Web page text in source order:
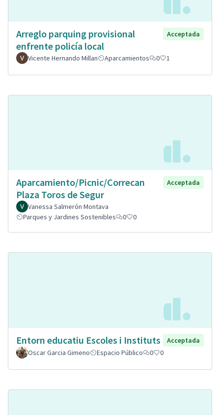
Arreglo parquing provisional
enfrente policía local
Acceptada
Vicente Hernando Millan Aparcamientos 0 1
Aparcamiento/Picnic/Correcan
Plaza Toros de Segur
Acceptada
Vanessa Salmerón Montava
Parques y Jardines Sostenibles
0 0
Entorn educatiu Escoles i Instituts
Acceptada
Oscar Garcia Gimeno
Espacio Público 0 0